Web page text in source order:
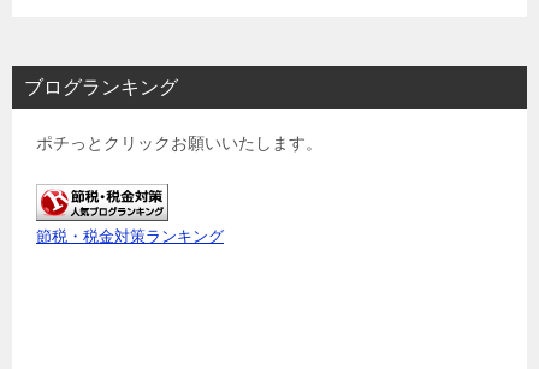
ブログランキング
ポチっとクリックお願いいたします。
節税・税金対策ランキング